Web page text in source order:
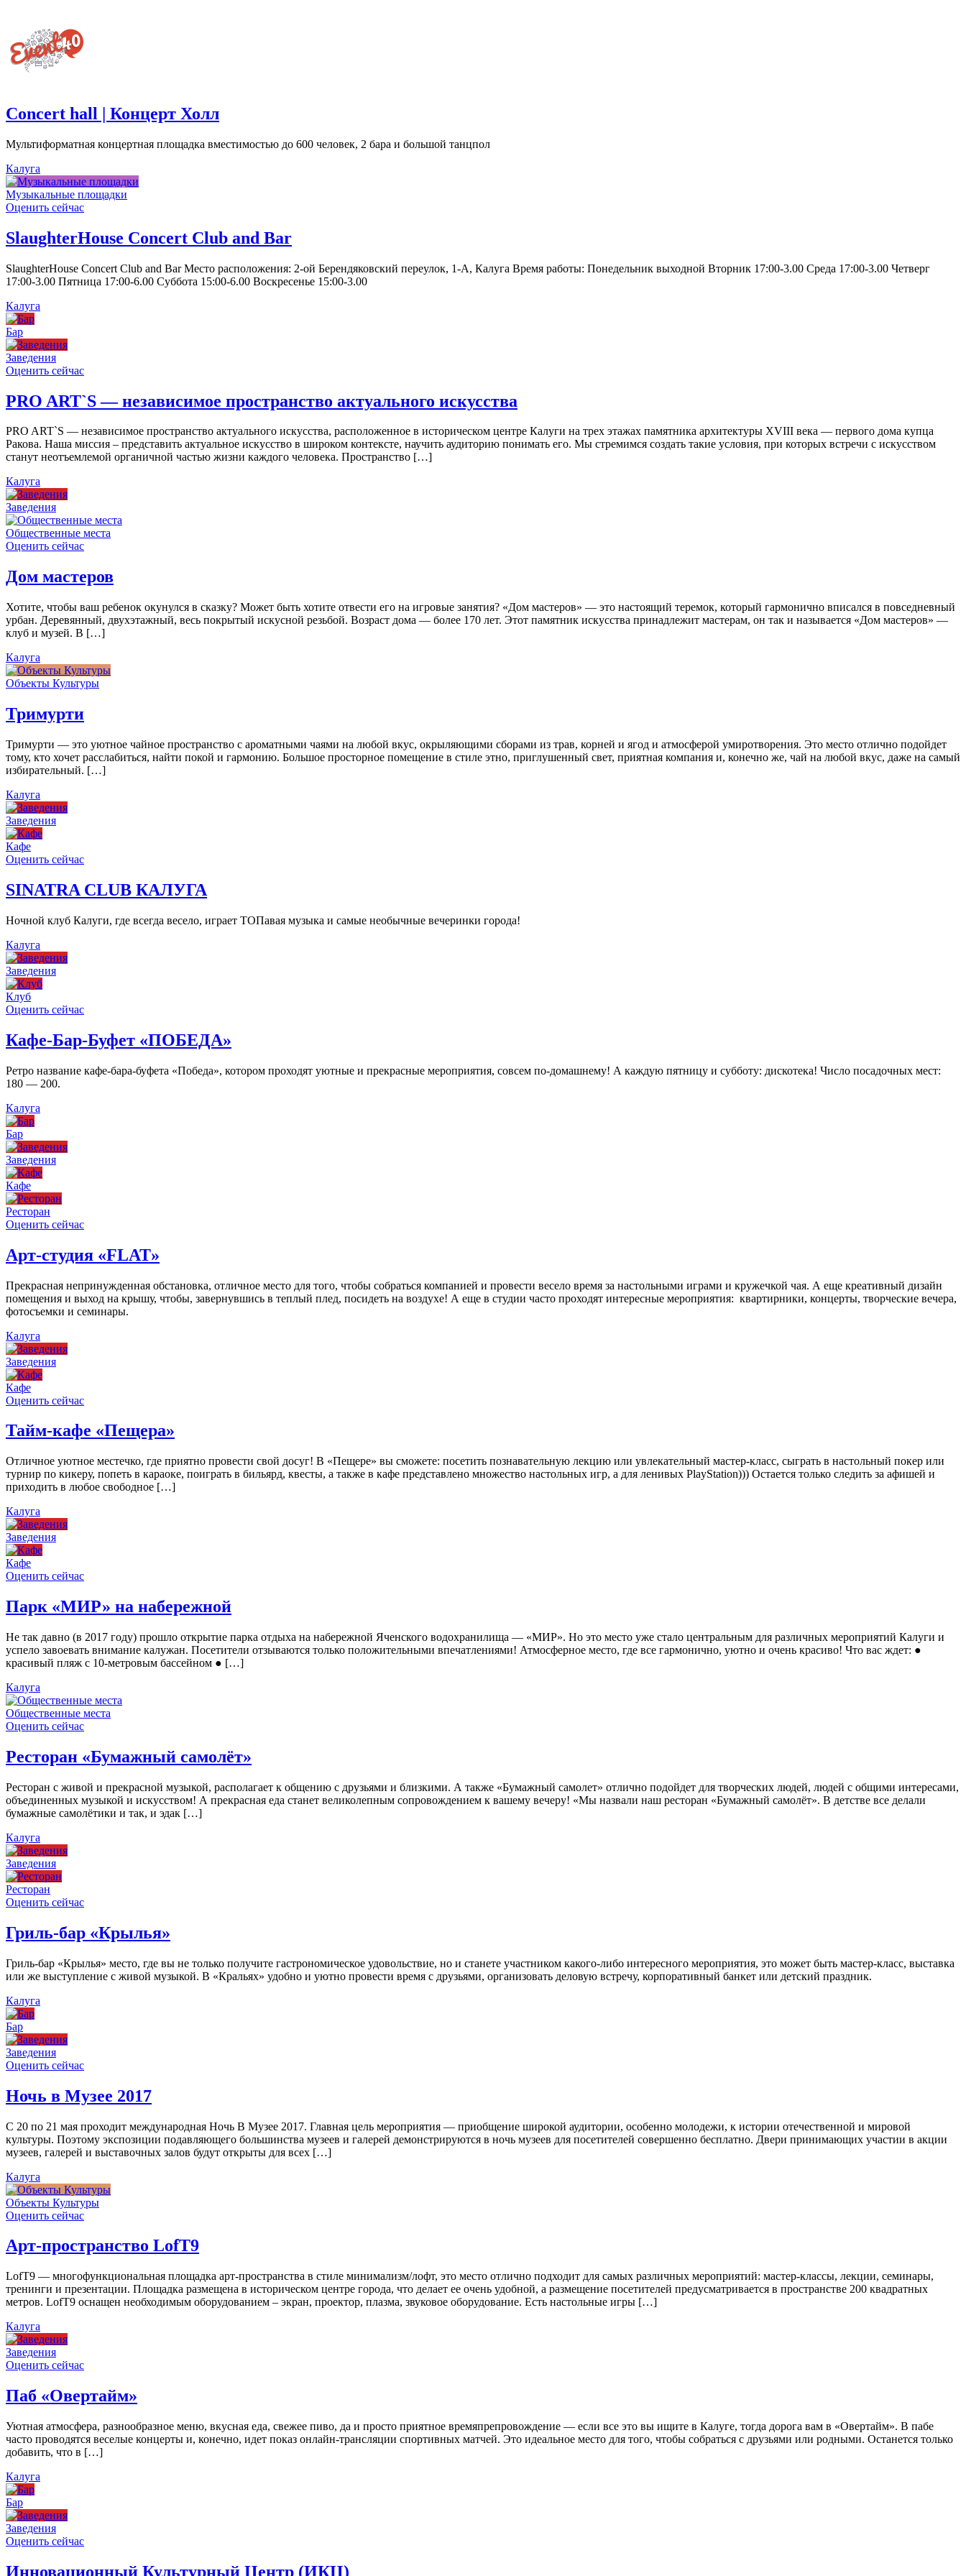
Concert hall | Концерт Холл
Мультиформатная концертная площадка вместимостью до 600 человек, 2 бара и большой танцпол
Калуга
Музыкальные площадки
Оценить сейчас
SlaughterHouse Concert Club and Bar
SlaughterHouse Concert Club and Bar Место расположения: 2-ой Берендяковский переулок, 1-А, Калуга Время работы: Понедельник выходной Вторник 17:00-3.00 Среда 17:00-3.00 Четверг
17:00-3.00 Пятница 17:00-6.00 Суббота 15:00-6.00 Воскресенье 15:00-3.00
Калуга
Бар
Заведения
Оценить сейчас
PRO ART`S — независимое пространство актуального искусства
PRO ART`S — независимое пространство актуального искусства, расположенное в историческом центре Калуги на трех этажах памятника архитектуры XVIII века — первого дома купца
Ракова. Наша миссия – представить актуальное искусство в широком контексте, научить аудиторию понимать его. Мы стремимся создать такие условия, при которых встречи с искусством
станут неотъемлемой органичной частью жизни каждого человека. Пространство […]
Калуга
Заведения
Общественные места
Оценить сейчас
Дом мастеров
Хотите, чтобы ваш ребенок окунулся в сказку? Может быть хотите отвести его на игровые занятия? «Дом мастеров» — это настоящий теремок, который гармонично вписался в повседневный
урбан. Деревянный, двухэтажный, весь покрытый искусной резьбой. Возраст дома — более 170 лет. Этот памятник искусства принадлежит мастерам, он так и называется «Дом мастеров» —
клуб и музей. В […]
Калуга
Объекты Культуры
Тримурти
Тримурти — это уютное чайное пространство с ароматными чаями на любой вкус, окрыляющими сборами из трав, корней и ягод и атмосферой умиротворения. Это место отлично подойдет
тому, кто хочет расслабиться, найти покой и гармонию. Большое просторное помещение в стиле этно, приглушенный свет, приятная компания и, конечно же, чай на любой вкус, даже на самый
избирательный. […]
Калуга
Заведения
Кафе
Оценить сейчас
SINATRA CLUB КАЛУГА
Ночной клуб Калуги, где всегда весело, играет ТОПавая музыка и самые необычные вечеринки города!
Калуга
Заведения
Клуб
Оценить сейчас
Кафе-Бар-Буфет «ПОБЕДА»
Ретро название кафе-бара-буфета «Победа», котором проходят уютные и прекрасные мероприятия, совсем по-домашнему! А каждую пятницу и субботу: дискотека! Число посадочных мест:
180 — 200.
Калуга
Бар
Заведения
Кафе
Ресторан
Оценить сейчас
Арт-студия «FLAT»
Прекрасная непринужденная обстановка, отличное место для того, чтобы собраться компанией и провести весело время за настольными играми и кружечкой чая. А еще креативный дизайн
помещения и выход на крышу, чтобы, завернувшись в теплый плед, посидеть на воздухе! А еще в студии часто проходят интересные мероприятия: квартирники, концерты, творческие вечера,
фотосъемки и семинары.
Калуга
Заведения
Кафе
Оценить сейчас
Тайм-кафе «Пещера»
Отличное уютное местечко, где приятно провести свой досуг! В «Пещере» вы сможете: посетить познавательную лекцию или увлекательный мастер-класс, сыграть в настольный покер или
турнир по кикеру, попеть в караоке, поиграть в бильярд, квесты, а также в кафе представлено множество настольных игр, а для ленивых PlayStation))) Остается только следить за афишей и
приходить в любое свободное […]
Калуга
Заведения
Кафе
Оценить сейчас
Парк «МИР» на набережной
Не так давно (в 2017 году) прошло открытие парка отдыха на набережной Яченского водохранилища — «МИР». Но это место уже стало центральным для различных мероприятий Калуги и
успело завоевать внимание калужан. Посетители отзываются только положительными впечатлениями! Атмосферное место, где все гармонично, уютно и очень красиво! Что вас ждет: ●
красивый пляж с 10-метровым бассейном ● […]
Калуга
Общественные места
Оценить сейчас
Ресторан «Бумажный самолёт»
Ресторан с живой и прекрасной музыкой, располагает к общению с друзьями и близкими. А также «Бумажный самолет» отлично подойдет для творческих людей, людей с общими интересами,
объединенных музыкой и искусством! А прекрасная еда станет великолепным сопровождением к вашему вечеру! «Мы назвали наш ресторан «Бумажный самолёт». В детстве все делали
бумажные самолётики и так, и эдак […]
Калуга
Заведения
Ресторан
Оценить сейчас
Гриль-бар «Крылья»
Гриль-бар «Крылья» место, где вы не только получите гастрономическое удовольствие, но и станете участником какого-либо интересного мероприятия, это может быть мастер-класс, выставка
или же выступление с живой музыкой. В «Кральях» удобно и уютно провести время с друзьями, организовать деловую встречу, корпоративный банкет или детский праздник.
Калуга
Бар
Заведения
Оценить сейчас
Ночь в Музее 2017
С 20 по 21 мая проходит международная Ночь В Музее 2017. Главная цель мероприятия — приобщение широкой аудитории, особенно молодежи, к истории отечественной и мировой
культуры. Поэтому экспозиции подавляющего большинства музеев и галерей демонстрируются в ночь музеев для посетителей совершенно бесплатно. Двери принимающих участии в акции
музеев, галерей и выставочных залов будут открыты для всех […]
Калуга
Объекты Культуры
Оценить сейчас
Арт-пространство LofT9
LofT9 — многофункциональная площадка арт-пространства в стиле минимализм/лофт, это место отлично подходит для самых различных мероприятий: мастер-классы, лекции, семинары,
тренинги и презентации. Площадка размещена в историческом центре города, что делает ее очень удобной, а размещение посетителей предусматривается в пространстве 200 квадратных
метров. LofT9 оснащен необходимым оборудованием – экран, проектор, плазма, звуковое оборудование. Есть настольные игры […]
Калуга
Заведения
Оценить сейчас
Паб «Овертайм»
Уютная атмосфера, разнообразное меню, вкусная еда, свежее пиво, да и просто приятное времяпрепровождение — если все это вы ищите в Калуге, тогда дорога вам в «Овертайм». В пабе
часто проводятся веселые концерты и, конечно, идет показ онлайн-трансляции спортивных матчей. Это идеальное место для того, чтобы собраться с друзьями или родными. Останется только
добавить, что в […]
Калуга
Бар
Заведения
Оценить сейчас
Инновационный Культурный Центр (ИКЦ)